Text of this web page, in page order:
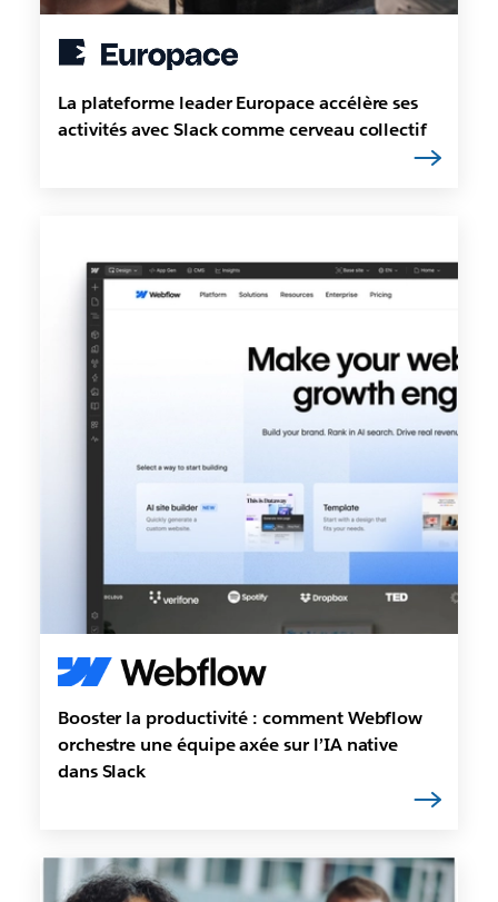
La plateforme leader Europace accélère ses
activités avec Slack comme cerveau collectif
Booster la productivité : comment Webflow
orchestre une équipe axée sur l’IA native
dans Slack